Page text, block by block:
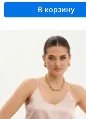
В корзину